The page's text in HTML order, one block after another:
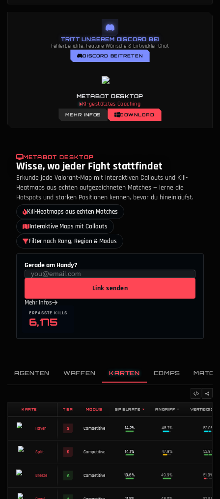
TRITT UNSEREM DISCORD BEI
Fehlerberichte, Feature-Wünsche & Entwickler-Chat
DISCORD BEITRETEN
METABOT DESKTOP
KI-gestütztes Coaching
MEHR INFOS DOWNLOAD
METABOT DESKTOP
Wisse, wo jeder Fight stattfindet
Erkunde jede Valorant-Map mit interaktiven Callouts und Kill-
Heatmaps aus echten aufgezeichneten Matches — lerne die
Hotspots und starken Positionen kennen, bevor du hineinläufst.
Kill-Heatmaps aus echten Matches
Interaktive Maps mit Callouts
Filter nach Rang, Region & Modus
Gerade am Handy?
Link senden
Mehr Infos
ERFASSTE KILLS
6,175
AGENTEN WAFFEN KARTEN COMPS